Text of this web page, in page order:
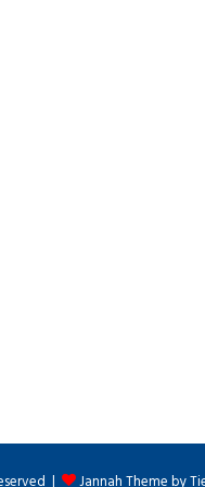
| Jannah Theme by